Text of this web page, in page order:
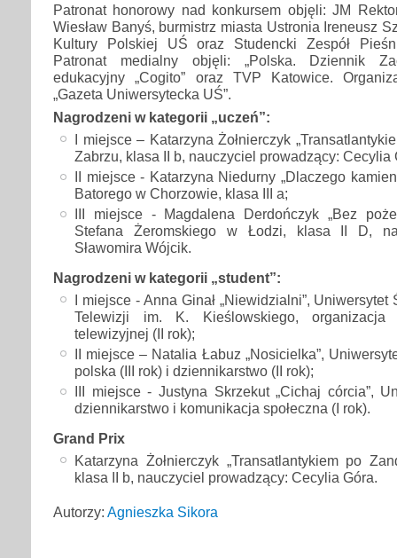
Patronat honorowy nad konkursem objęli: JM
Wiesław Banyś, burmistrz miasta Ustronia Ireneusz
Kultury Polskiej UŚ oraz Studencki Zespół
Patronat medialny objęli: „Polska. Dziennik
edukacyjny „Cogito” oraz TVP Katowice.
„Gazeta Uniwersytecka UŚ”.
Nagrodzeni w kategorii „uczeń”:
I miejsce – Katarzyna Żołnierczyk
Zabrzu, klasa II b, nauczyciel prowadzący: Cecylia
II miejsce - Katarzyna Niedurny „Dlaczego
Batorego w Chorzowie, klasa III a;
III miejsce - Magdalena Derdończyk „Bez
Stefana Żeromskiego w Łodzi, klasa II D,
Sławomira Wójcik.
Nagrodzeni w kategorii „student”:
I miejsce - Anna Ginał „Niewidzialni”, Uniwersytet
Telewizji im. K. Kieślowskiego,
telewizyjnej (II rok);
II miejsce – Natalia Łabuz „Nosicielka”,
polska (III rok) i dziennikarstwo (II rok);
III miejsce - Justyna Skrzekut „Cichaj córcia”,
dziennikarstwo i komunikacja społeczna (I rok).
Grand Prix
Katarzyna Żołnierczyk „Transatlantykiem po
klasa II b, nauczyciel prowadzący: Cecylia Góra.
Autorzy: Agnieszka Sikora